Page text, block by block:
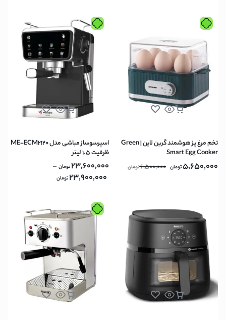
تخم مرغ پز هوشمند گرین لاین | Green
Smart Egg Cooker
5,650,000تومان 6,500,000تومان
اسپرسوساز مباشی مدل ME-ECM2120
ظرفیت ۱.۵ لیتر
23,600,000تومان –
23,900,000تومان